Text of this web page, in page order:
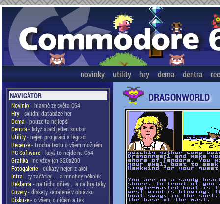
novinky utility hry dema dentra
NAVIGÁTOR
Novinky- hlavně ze světa C64
Hry- solidní databáze her
Dema - pouze ta nejlepší
Dentra - když stačí jeden soubor
Utility- nejen pro práci a legraci
Recenze- trocha textu o všem možném
PC Software- když to nejde na C64
Grafika - ne vždy jen 320x200
Fotogalerie- důkazy nejen z akcí
Intra - ty začátky! ... a mnohdy několik
Reklama - na ticho dňies .. a na hry taky
Covery- diskety zabalené v obrázku
Diskuze- o všem, o ničem a tak
DRAGONWORLD